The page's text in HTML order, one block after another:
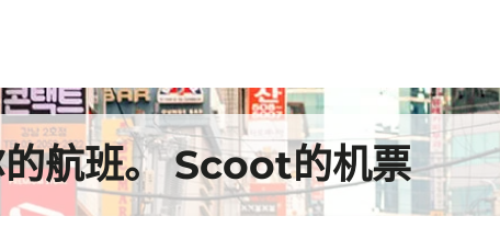
航班。 Scoot的机票